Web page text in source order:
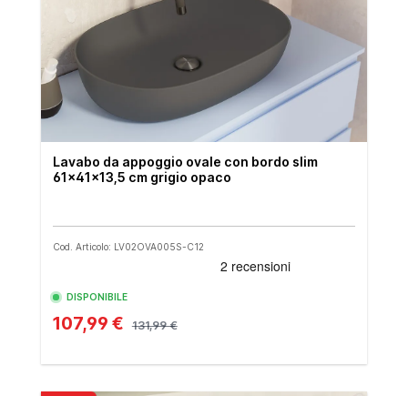
Lavabo da appoggio ovale con bordo slim
61x41x13,5 cm grigio opaco
Cod. Articolo: LV02OVA005S-C12
DISPONIBILE
107,99 € 131,99 €